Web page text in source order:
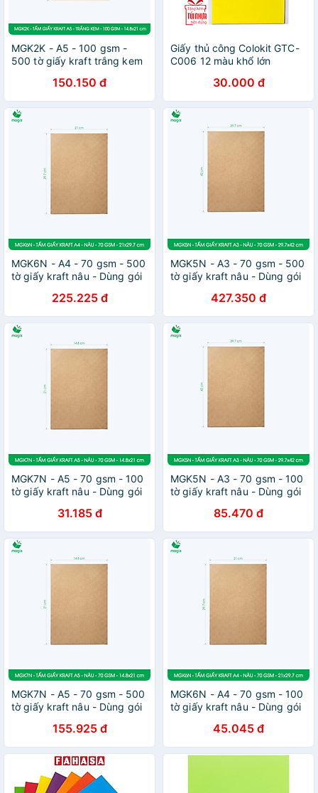
MGK2K - A5 - 100 gsm -
500 tờ giấy kraft trắng kem
ruột sổ, vẽ phác thảo
150.150 đ
Giấy thủ công Colokit GTC-
C006 12 màu khổ lớn
30.000 đ
MGK6N - A4 - 70 gsm - 500
tờ giấy kraft nâu - Dùng gói
chèn lót chống sốc
225.225 đ
MGK5N - A3 - 70 gsm - 500
tờ giấy kraft nâu - Dùng gói
chèn lót chống sốc
427.350 đ
MGK7N - A5 - 70 gsm - 100
tờ giấy kraft nâu - Dùng gói
chèn lót chống sốc
31.185 đ
MGK5N - A3 - 70 gsm - 100
tờ giấy kraft nâu - Dùng gói
chèn lót chống sốc
85.470 đ
MGK7N - A5 - 70 gsm - 500
tờ giấy kraft nâu - Dùng gói
chèn lót chống sốc
155.925 đ
MGK6N - A4 - 70 gsm - 100
tờ giấy kraft nâu - Dùng gói
chèn lót chống sốc
45.045 đ